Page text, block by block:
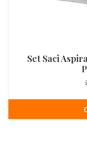
Set Saci